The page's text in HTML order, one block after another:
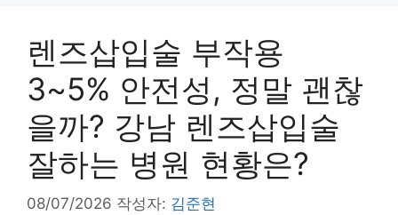
렌즈삽입술 부작용
3~5% 안전성, 정말 괜찮
을까? 강남 렌즈삽입술
잘하는 병원 현황은?
08/07/2026 작성자: 김준현